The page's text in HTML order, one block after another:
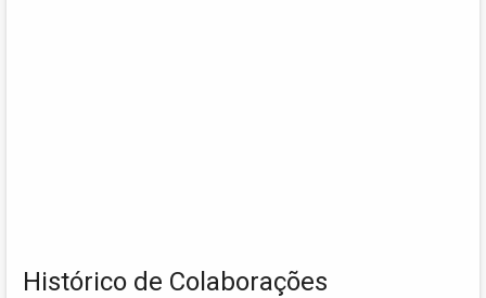
Histórico de Colaborações